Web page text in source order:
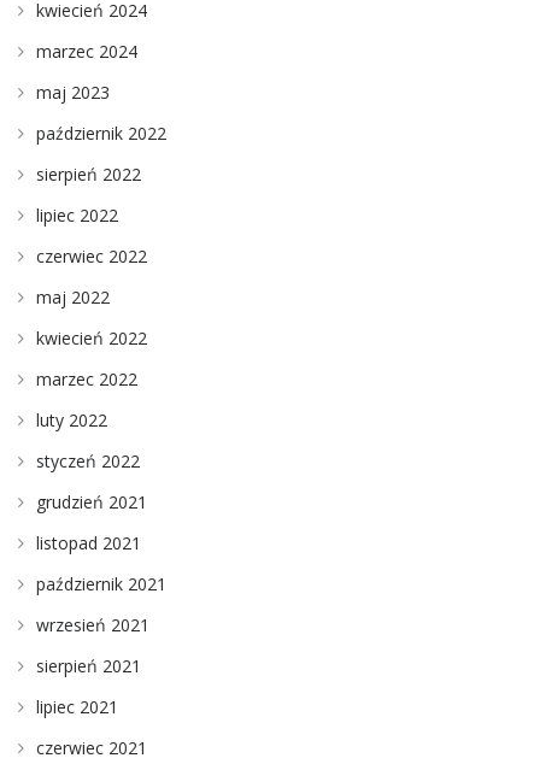
kwiecień 2024
marzec 2024
maj 2023
październik 2022
sierpień 2022
lipiec 2022
czerwiec 2022
maj 2022
kwiecień 2022
marzec 2022
luty 2022
styczeń 2022
grudzień 2021
listopad 2021
październik 2021
wrzesień 2021
sierpień 2021
lipiec 2021
czerwiec 2021